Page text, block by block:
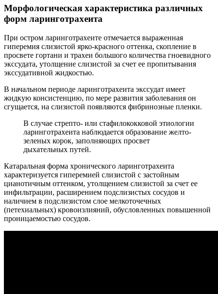
Морфологическая характеристика различных
форм ларинготрахеита
При остром ларинготрахеите отмечается выраженная
гиперемия слизистой ярко-красного оттенка, скопление в
просвете гортани и трахеи большого количества гноевидного
экссудата, утолщение слизистой за счет ее пропитывания
экссудативной жидкостью.
В начальном периоде ларинготрахеита экссудат имеет
жидкую консистенцию, по мере развития заболевания он
сгущается, на слизистой появляются фибринозные пленки.
В случае стрепто- или стафилококковой этиологии
ларинготрахеита наблюдается образование желто-
зеленых корок, заполняющих просвет
дыхательных путей.
Катаральная форма хронического ларинготрахеита
характеризуется гиперемией слизистой с застойным
цианотичным оттенком, утолщением слизистой за счет ее
инфильтрации, расширением подслизистых сосудов и
наличием в подслизистом слое мелкоточечных
(петехиальных) кровоизлияний, обусловленных повышенной
проницаемостью сосудов.